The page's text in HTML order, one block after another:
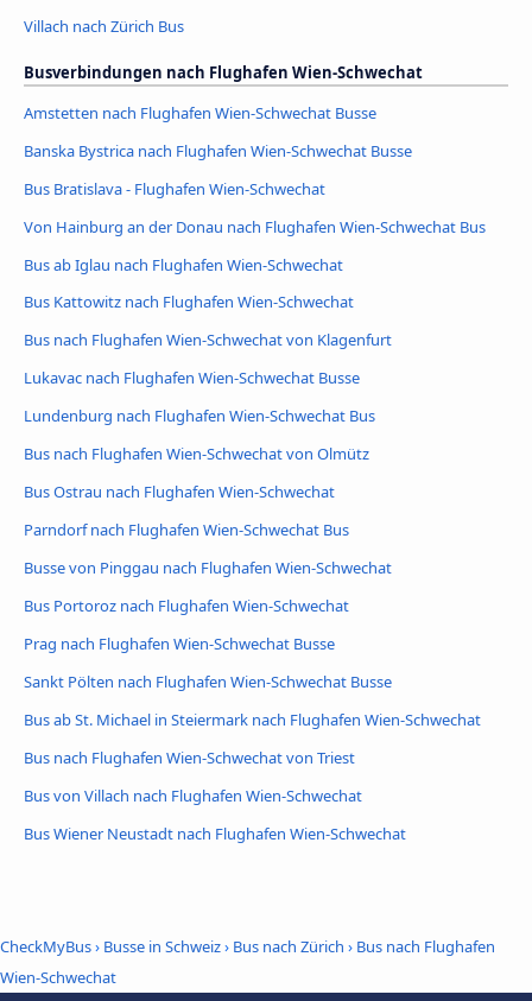
Villach nach Zürich Bus
Busverbindungen nach Flughafen Wien-Schwechat
Amstetten nach Flughafen Wien-Schwechat Busse
Banska Bystrica nach Flughafen Wien-Schwechat Busse
Bus Bratislava - Flughafen Wien-Schwechat
Von Hainburg an der Donau nach Flughafen Wien-Schwechat Bus
Bus ab Iglau nach Flughafen Wien-Schwechat
Bus Kattowitz nach Flughafen Wien-Schwechat
Bus nach Flughafen Wien-Schwechat von Klagenfurt
Lukavac nach Flughafen Wien-Schwechat Busse
Lundenburg nach Flughafen Wien-Schwechat Bus
Bus nach Flughafen Wien-Schwechat von Olmütz
Bus Ostrau nach Flughafen Wien-Schwechat
Parndorf nach Flughafen Wien-Schwechat Bus
Busse von Pinggau nach Flughafen Wien-Schwechat
Bus Portoroz nach Flughafen Wien-Schwechat
Prag nach Flughafen Wien-Schwechat Busse
Sankt Pölten nach Flughafen Wien-Schwechat Busse
Bus ab St. Michael in Steiermark nach Flughafen Wien-Schwechat
Bus nach Flughafen Wien-Schwechat von Triest
Bus von Villach nach Flughafen Wien-Schwechat
Bus Wiener Neustadt nach Flughafen Wien-Schwechat
CheckMyBus› Busse in Schweiz› Bus nach Zürich › Bus nach Flughafen
Wien-Schwechat